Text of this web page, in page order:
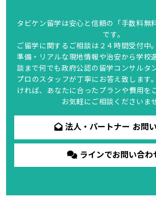
タビケン留学は安心と信頼の「手数料無
です。
ご留学に関するご相談は２４時間受付中
準備・リアルな現地情報や治安から学校
談まで何でも政府公認の留学コンサルタ
プロのスタッフが丁寧にお答え致します
ければ、あなたに合ったプランや費用を
お気軽にご相談くださいませ
法人・パートナー お問
ラインでお問い合わ